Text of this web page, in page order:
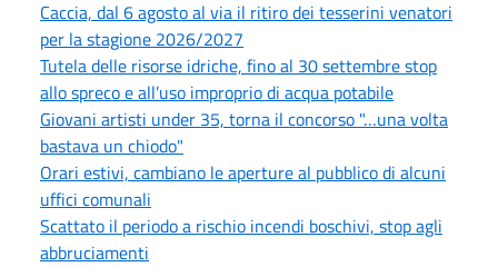
Caccia, dal 6 agosto al via il ritiro dei tesserini venatori
per la stagione 2026/2027
Tutela delle risorse idriche, fino al 30 settembre stop
allo spreco e all’uso improprio di acqua potabile
Giovani artisti under 35, torna il concorso "…una volta
bastava un chiodo"
Orari estivi, cambiano le aperture al pubblico di alcuni
uffici comunali
Scattato il periodo a rischio incendi boschivi, stop agli
abbruciamenti